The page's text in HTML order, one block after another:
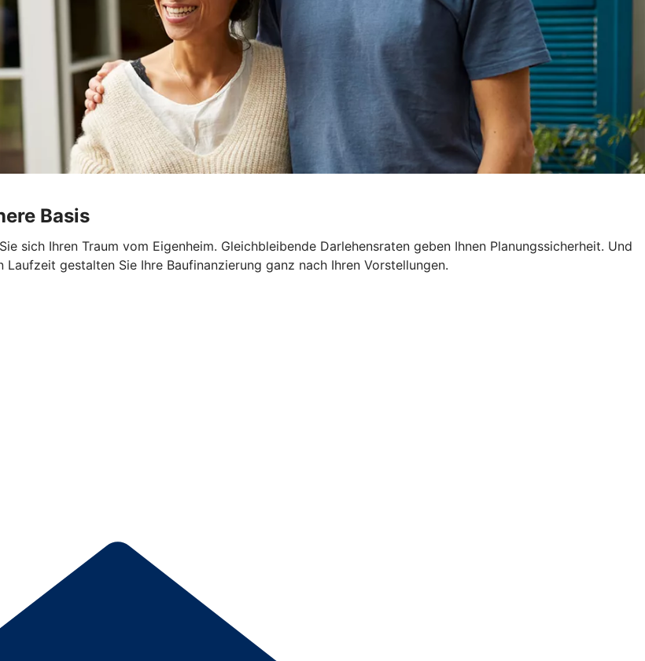
Basis
sich Ihren Traum vom Eigenheim. Gleichbleibende Darlehensraten geben Ihnen Planungssicherheit. Und
gestalten Sie Ihre Baufinanzierung ganz nach Ihren Vorstellungen.